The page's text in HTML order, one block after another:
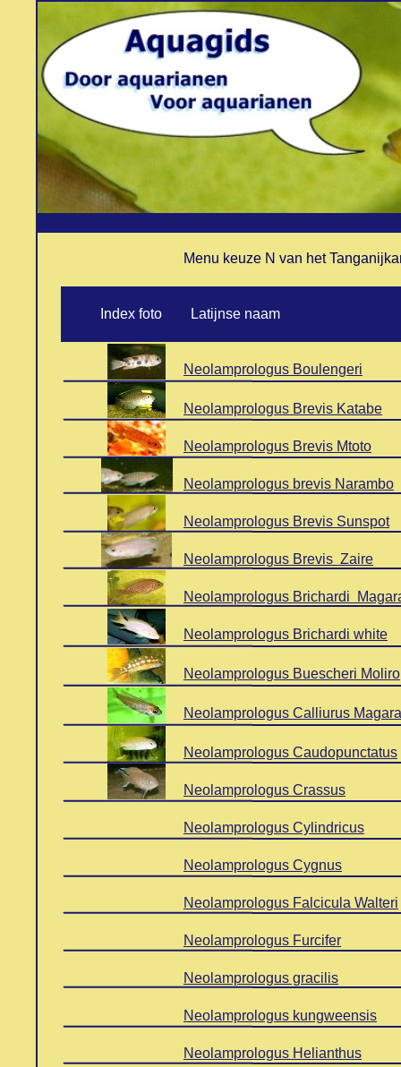
Menu keuze N van het
Index foto
Latijnse naam
Neolamprologus Boulengeri
Neolamprologus Brevis Katabe
Neolamprologus Brevis Mtoto
Neolamprologus brevis Narambo
Neolamprologus Brevis Sunspot
Neolamprologus Brevis Zaire
Neolamprologus Brichardi
Neolamprologus Brichardi white
Neolamprologus Buescheri Moliro
Neolamprologus Calliurus Magara
Neolamprologus Caudopunctatus
Neolamprologus Crassus
Neolamprologus Cylindricus
Neolamprologus Cygnus
Neolamprologus Falcicula Walteri
Neolamprologus Furcifer
Neolamprologus gracilis
Neolamprologus kungweensis
Neolamprologus Helianthus